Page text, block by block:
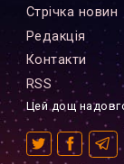
Стрiчка новин
Редакцiя
Контакти
RSS
Цей дощ